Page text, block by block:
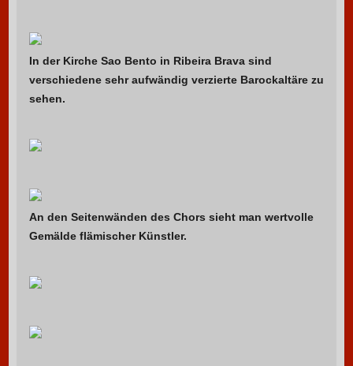
In der Kirche Sao Bento in Ribeira Brava sind
verschiedene sehr aufwändig verzierte Barockaltäre zu
sehen.
An den Seitenwänden des Chors sieht man wertvolle
Gemälde flämischer Künstler.